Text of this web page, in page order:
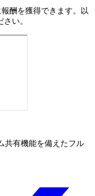
酬を獲得できます。以
い。
共有機能を備えたフル